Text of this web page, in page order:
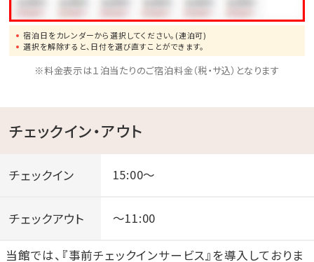
昔から沖縄で語り継がれてきた琉球妖怪たちが逃げ込
んだ。
沖縄では妖怪のことをマジムンとよび、一番有名なのは
実はそれだけではなく、数多くの妖怪が沖縄に存在す
る。
む沖縄の夜の妖怪探し。
１：琉球妖怪スタンプラリー
宿泊日をカレンダーから選択してください。(連泊可)
選択を解除すると、日付を選び直すことができます。
※料金表示は１泊当たりのご宿泊料金（税・サ込）となります
チェックイン・アウト
チェックイン 15:00～
チェックアウト ～11:00
当館では、『事前チェックインサービス』を導入しておりま